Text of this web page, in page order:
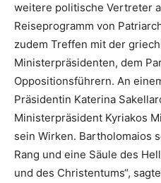
weitere politische Vertreter
Reiseprogramm von
zudem Treffen mit der
Ministerpräsidenten, dem
Oppositionsführern. An
Präsidentin Katerina
Ministerpräsident Kyriakos
sein Wirken. Bartholomaios
Rang und eine Säule des
und des Christentums“,